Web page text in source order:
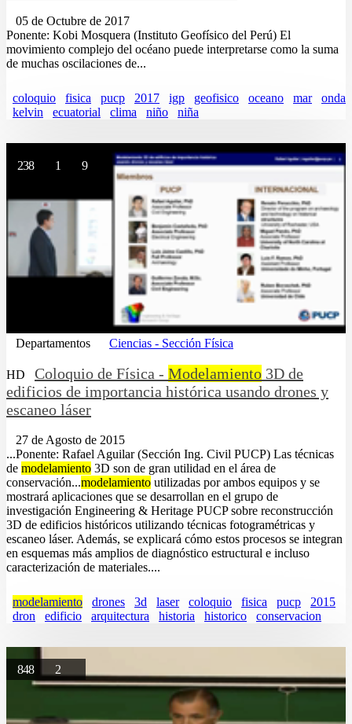
05 de Octubre de 2017
Ponente: Kobi Mosquera (Instituto Geofísico del Perú) El
movimiento complejo del océano puede interpretarse como la suma
de muchas oscilaciones de...
coloquio fisica pucp 2017 igp geofisico oceano mar
onda
kelvin
ecuatorial clima niño niña
238 1 9
Departamentos Ciencias - Sección Física
HD Coloquio de Física - Modelamiento 3D de
edificios de importancia histórica usando drones y
escaneo láser
27 de Agosto de 2015
...Ponente: Rafael Aguilar (Sección Ing. Civil PUCP) Las técnicas
de modelamiento 3D son de gran utilidad en el área de
conservación...modelamiento utilizadas por ambos equipos y se
mostrará aplicaciones que se desarrollan en el grupo de
investigación Engineering & Heritage PUCP sobre reconstrucción
3D de edificios históricos utilizando técnicas fotogramétricas y
escaneo láser. Además, se explicará cómo estos procesos se integran
en esquemas más amplios de diagnóstico estructural e incluso
caracterización de materiales....
modelamiento drones 3d laser coloquio fisica pucp
2015
dron
edificio arquitectura historia historico conservacion
848 2